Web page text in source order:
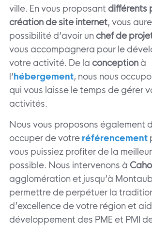
ville. En vous proposant différents
création de site internet, vous
possibilité d’avoir un chef de
vous accompagnera pour le
votre activité. De la conception à
l’hébergement, nous nous
qui vous laisse le temps de gérer
activités.
Nous vous proposons également
occuper de votre référencement
vous puissiez profiter de la
possible. Nous intervenons à
agglomération et jusqu’à
permettre de perpétuer la
d’excellence de votre région et
développement des PME et PMI